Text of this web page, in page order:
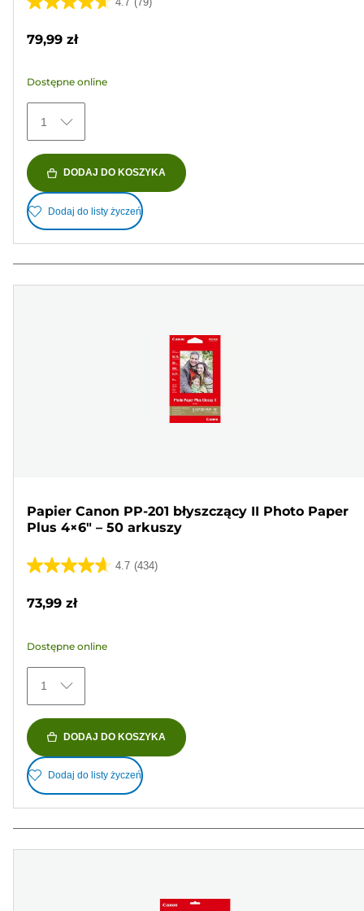
4.7
5
79
Recenzji
79,99 zł
Dostępne online
1
DODAJ DO KOSZYKA
Dodaj do listy życzeń
Papier Canon PP-201 błyszczący II Photo Paper
Plus 4×6" – 50 arkuszy
4.7 (434)
4.7
434
Recenzji
73,99 zł
Dostępne online
1
DODAJ DO KOSZYKA
Dodaj do listy życzeń